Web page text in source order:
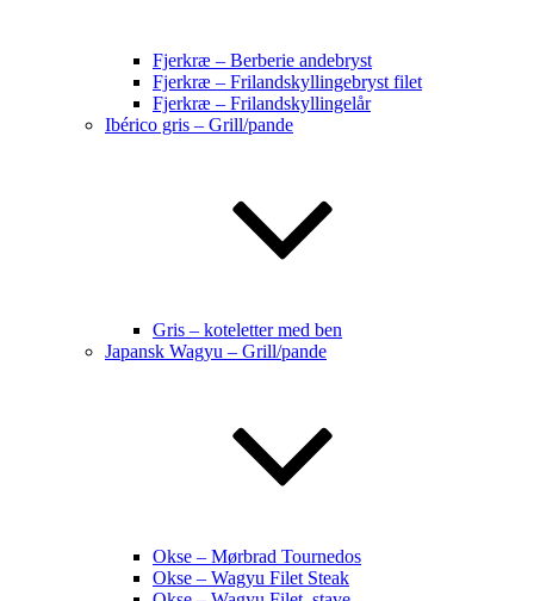
Fjerkræ – Berberie andebryst
Fjerkræ – Frilandskyllingebryst filet
Fjerkræ – Frilandskyllingelår
Ibérico gris – Grill/pande
Gris – koteletter med ben
Japansk Wagyu – Grill/pande
Okse – Mørbrad Tournedos
Okse – Wagyu Filet Steak